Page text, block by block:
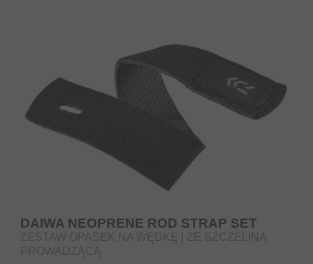
DAIWA NEOPRENE ROD STRAP SET
ZESTAW OPASEK NA WĘDKĘ | ZE SZCZELINĄ
PROWADZĄCĄ